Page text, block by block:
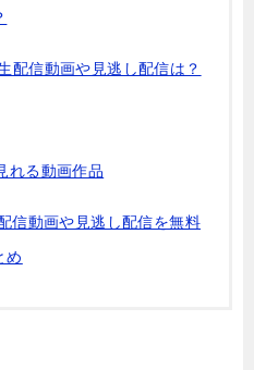
配信動画や見逃し配信は？
れる動画作品
信動画や見逃し配信を無料
め